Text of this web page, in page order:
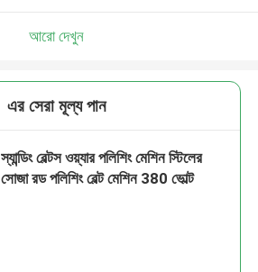
আরো দেখুন
এর সেরা মূল্য পান
স্যান্ডিং বেল্টস ওয়্যার পলিশিং মেশিন স্টিলের
সোজা রড পলিশিং বেল্ট মেশিন 380 ভোল্ট